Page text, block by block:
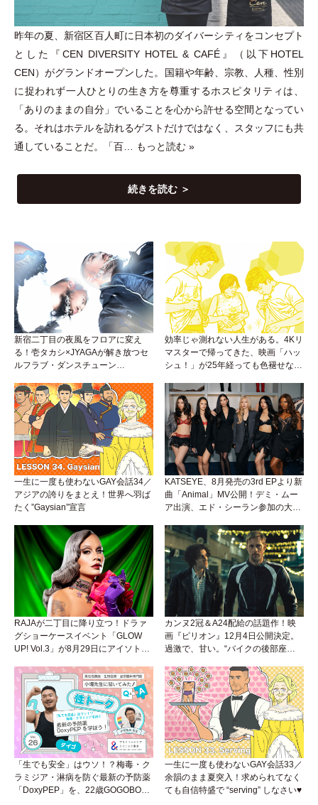
昨年の夏、新宿区百人町に日本初のダイバーシティをコンセプト
とした『CEN DIVERSITY HOTEL & CAFÉ』
（ 以下HOTEL
CEN）がグランドオープンした。国籍や年齢、宗教、人種、性別
に捉われず一人ひとりの生き方を尊重するホスピタリティは、
「ありのままの自分」 でいることを心から許せる空間となってい
る。それはホテルを訪れるゲストだけではなく、スタッフにも共
通していることだ。
「百… もっと読む »
続きを読む ＞
新宿二丁目の夜風をフロアに変え
る！壱タカシ×JYAGAが解き放つセ
ルフラブ・ダンスチューン
効率じゃ測れない人生がある。4Kリ
マスターで帰ってきた、映画「ハッ
シュ！」が25年経っても色褪せない
一生に一度も使わないGAY会話34／
アジアの誇りをまとえ！世界へ羽ば
たく”Gaysian”宣言
KATSEYE、8月発売の3rd EPより新
曲「Animal」MV公開！デミ・ムー
ア出演、エド・シーラン参加の大胆
RAJAが二丁目に降り立つ！ドラァ
グショーケースイベント「GLOW
UP! Vol.3」が8月29日にアイソトー
カンヌ2冠＆A24配給の話題作！映
画『ピリオン』12月4日公開決定。
過激で、甘い。“バイクの後部座
「生でも安全」はウソ！？梅毒・ク
ラミジア・淋病を防ぐ最新の予防薬
「DoxyPEP」を、22歳GOGOBOY
一生に一度も使わないGAY会話33／
余韻のまま夏突入！求められてなく
ても自信特盛で “serving” しなさい♥